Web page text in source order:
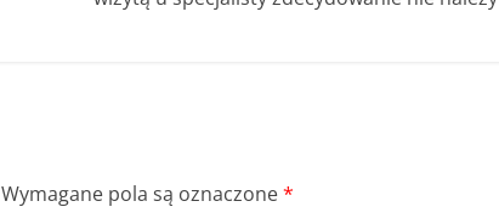
Wymagane pola są oznaczone*